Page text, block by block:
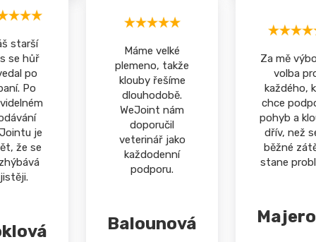
starší
se hůř
po
Po
je
že se
jistěji.
Máme velké
plemeno, takže
klouby řešíme
dlouhodobě.
WeJoint nám
doporučil
veterinář jako
každodenní
podporu.
Balounová
Za mě
volba
každého,
chce
pohyb a
dřív, než
běžné
stane